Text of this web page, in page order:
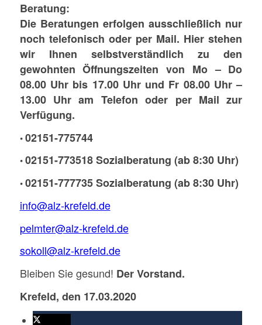
Beratung:
Die Beratungen erfolgen ausschließlich nur
noch telefonisch oder per Mail. Hier stehen
wir Ihnen selbstverständlich zu den
gewohnten Öffnungszeiten von Mo – Do
08.00 Uhr bis 17.00 Uhr und Fr 08.00 Uhr –
13.00 Uhr am Telefon oder per Mail zur
Verfügung.
•02151-775744
•02151-773518 Sozialberatung (ab 8:30 Uhr)
•02151-777735 Sozialberatung (ab 8:30 Uhr)
info@alz-krefeld.de
pelmter@alz-krefeld.de
sokoll@alz-krefeld.de
Bleiben Sie gesund! Der Vorstand.
Krefeld, den 17.03.2020